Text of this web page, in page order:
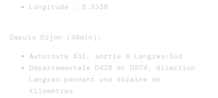
Longitude : 5.3330
Depuis Dijon (40min):
Autoroute A31, sortie 6 Langres-Sud
Départementale D428 et D974, direction
Langres pendant une dizaine de
kilomètres